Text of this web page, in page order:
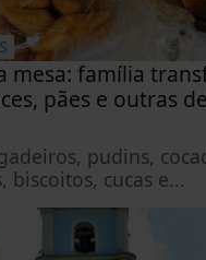
mesa: família
pães e outras
pudins,
biscoitos, cucas e...